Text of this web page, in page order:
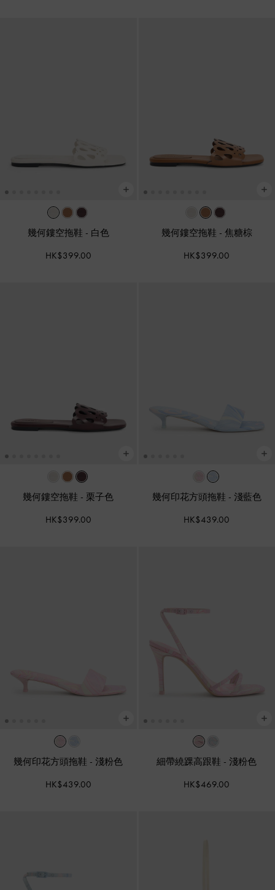
幾何鏤空拖鞋 - 白色
HK$399.00
幾何鏤空拖鞋 - 焦糖棕
HK$399.00
幾何鏤空拖鞋 -栗子色
HK$399.00
幾何印花方頭拖鞋 - 淺藍色
HK$439.00
幾何印花方頭拖鞋 - 淺粉色
HK$439.00
細帶繞踝高跟鞋 - 淺粉色
HK$469.00